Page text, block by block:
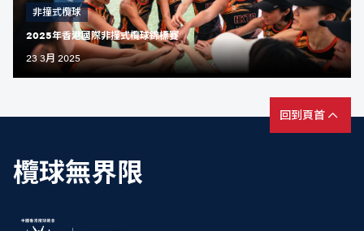
非撞式欖球
2025年香港國際非撞式欖球錦標賽
23 3月 2025
回到頁首
欖球無界限